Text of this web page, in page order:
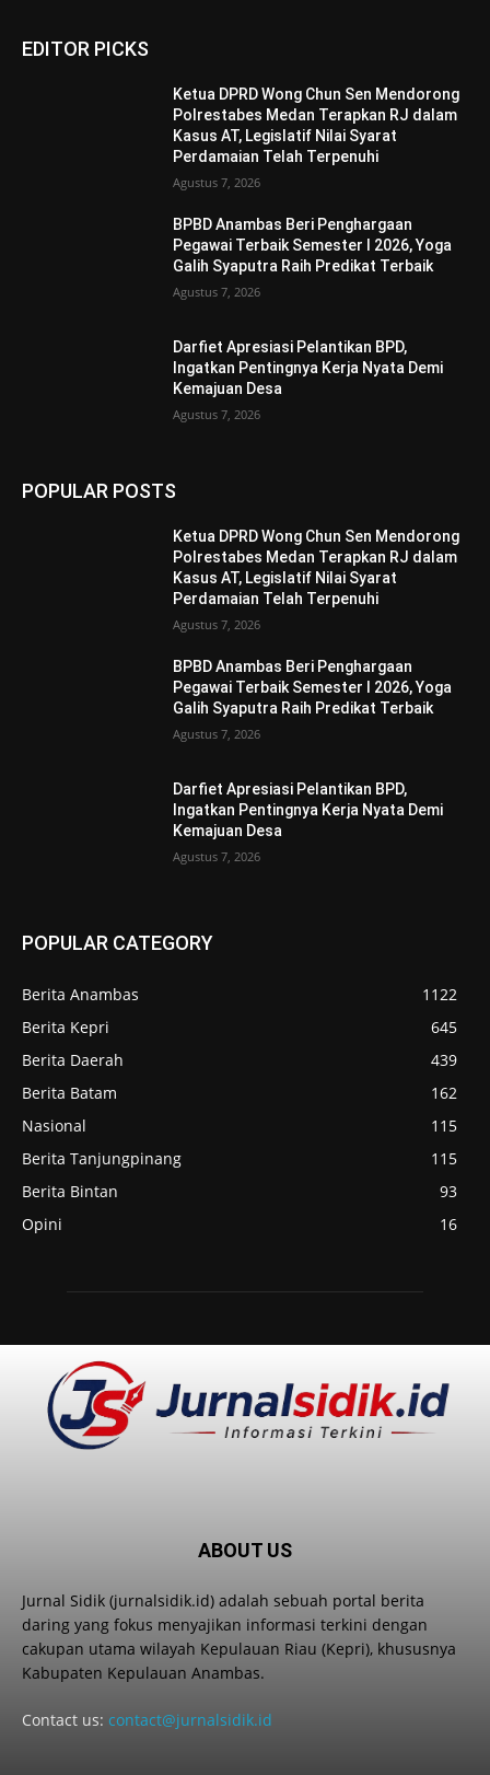
EDITOR PICKS
Ketua DPRD Wong Chun Sen Mendorong
Polrestabes Medan Terapkan RJ dalam
Kasus AT, Legislatif Nilai Syarat
Perdamaian Telah Terpenuhi
Agustus 7, 2026
BPBD Anambas Beri Penghargaan
Pegawai Terbaik Semester I 2026, Yoga
Galih Syaputra Raih Predikat Terbaik
Agustus 7, 2026
Darfiet Apresiasi Pelantikan BPD,
Ingatkan Pentingnya Kerja Nyata Demi
Kemajuan Desa
Agustus 7, 2026
POPULAR POSTS
Ketua DPRD Wong Chun Sen Mendorong
Polrestabes Medan Terapkan RJ dalam
Kasus AT, Legislatif Nilai Syarat
Perdamaian Telah Terpenuhi
Agustus 7, 2026
BPBD Anambas Beri Penghargaan
Pegawai Terbaik Semester I 2026, Yoga
Galih Syaputra Raih Predikat Terbaik
Agustus 7, 2026
Darfiet Apresiasi Pelantikan BPD,
Ingatkan Pentingnya Kerja Nyata Demi
Kemajuan Desa
Agustus 7, 2026
POPULAR CATEGORY
Berita Anambas
1122
Berita Kepri
645
Berita Daerah
439
Berita Batam
162
Nasional
115
Berita Tanjungpinang
115
Berita Bintan
93
Opini
16
ABOUT US
Jurnal Sidik (jurnalsidik.id) adalah sebuah portal berita
daring yang fokus menyajikan informasi terkini dengan
cakupan utama wilayah Kepulauan Riau (Kepri), khususnya
Kabupaten Kepulauan Anambas.
Contact us: contact@jurnalsidik.id